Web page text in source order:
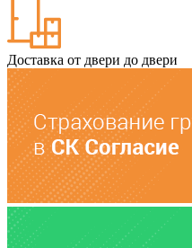
Доставка от двери до двери